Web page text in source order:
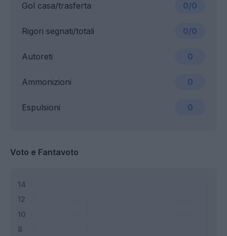
Gol casa/trasferta 0/0
Ammonizioni 0
Rigori segnati/totali 0/0
Espulsioni 0
Autoreti 0
Voto e Fantavoto